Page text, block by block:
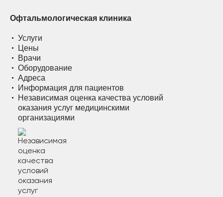
Офтальмологическая клиника
Услуги
Цены
Врачи
Оборудование
Адреса
Информация для пациентов
Независимая оценка качества условий
оказания услуг медицинскими
организациями